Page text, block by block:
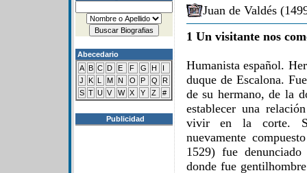
Abecedario
A B C D E F G H
I
J
K L M N O P Q
R
S T U V W X Y Z #
Publicidad
Juan de Valdés
1 Un visitante nos
Humanista español.
duque de Escalona.
de su hermano, de la
establecer una
vivir en la corte.
nuevamente
1529) fue
donde fue